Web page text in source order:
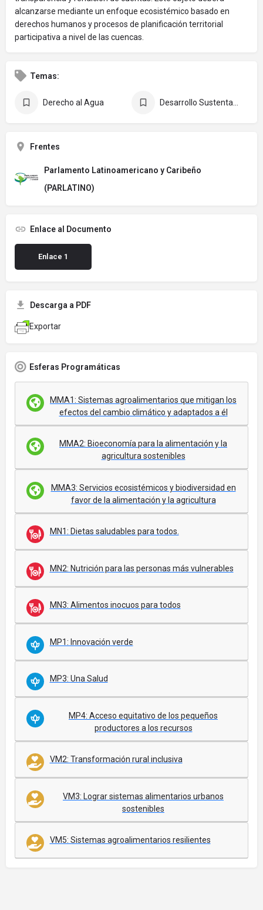
alcanzarse mediante un enfoque ecosistémico basado en
derechos humanos y procesos de planificación territorial
participativa a nivel de las cuencas.
Temas:
Derecho al Agua
Frentes
Parlamento Latinoamericano y Caribeño
(PARLATINO)
Enlace al Documento
Enlace 1
Descarga a PDF
Exportar
Esferas Programáticas
MMA1: Sistemas agroalimentarios que mitigan los
efectos del cambio climático y adaptados a él
MMA2: Bioeconomía para la alimentación y la
agricultura sostenibles
MMA3: Servicios ecosistémicos y biodiversidad en
favor de la alimentación y la agricultura
MN1: Dietas saludables para todos.
MN2: Nutrición para las personas más vulnerables
MN3: Alimentos inocuos para todos
MP1: Innovación verde
MP3: Una Salud
MP4: Acceso equitativo de los pequeños
productores a los recursos
VM2: Transformación rural inclusiva
VM3: Lograr sistemas alimentarios urbanos
sostenibles
VM5: Sistemas agroalimentarios resilientes